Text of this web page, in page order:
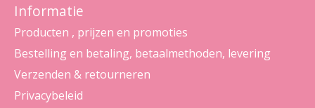
Informatie
Producten , prijzen en promoties
Bestelling en betaling, betaalmethoden, levering
Verzenden & retourneren
Privacybeleid